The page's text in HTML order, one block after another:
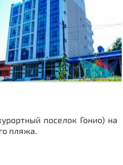
поселок Гонио) на
пляжа.